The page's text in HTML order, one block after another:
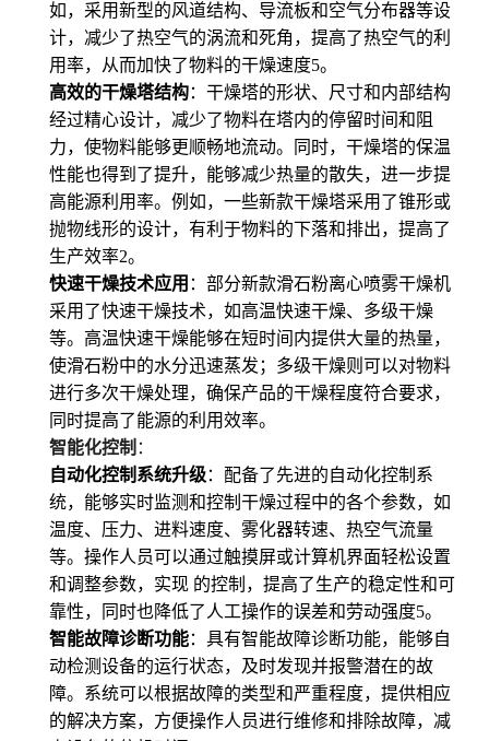
如，采用新型的风道结构、导流板和空气分布器等设
计，减少了热空气的涡流和死角，提高了热空气的利
用率，从而加快了物料的干燥速度5。
高效的干燥塔结构：干燥塔的形状、尺寸和内部结构
经过精心设计，减少了物料在塔内的停留时间和阻
力，使物料能够更顺畅地流动。同时，干燥塔的保温
性能也得到了提升，能够减少热量的散失，进一步提
高能源利用率。例如，一些新款干燥塔采用了锥形或
抛物线形的设计，有利于物料的下落和排出，提高了
生产效率2。
快速干燥技术应用 ：部分新款滑石粉离心喷雾干燥机
采用了快速干燥技术，如高温快速干燥、多级干燥
等。高温快速干燥能够在短时间内提供大量的热量，
使滑石粉中的水分迅速蒸发；多级干燥则可以对物料
进行多次干燥处理，确保产品的干燥程度符合要求，
同时提高了能源的利用效率。
智能化控制 ：
自动化控制系统升级：配备了先进的自动化控制系
统，能够实时监测和控制干燥过程中的各个参数，如
温度、压力、进料速度、雾化器转速、热空气流量
等。操作人员可以通过触摸屏或计算机界面轻松设置
和调整参数，实现 的控制，提高了生产的稳定性和可
靠性，同时也降低了人工操作的误差和劳动强度5。
智能故障诊断功能：具有智能故障诊断功能，能够自
动检测设备的运行状态，及时发现并报警潜在的故
障。系统可以根据故障的类型和严重程度，提供相应
的解决方案，方便操作人员进行维修和排除故障，减